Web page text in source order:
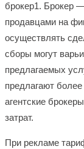
брокер1. Брокер
продавцами на
осуществлять
сборы могут
предлагаемых
предлагают
агентские
затрат.
При рекламе